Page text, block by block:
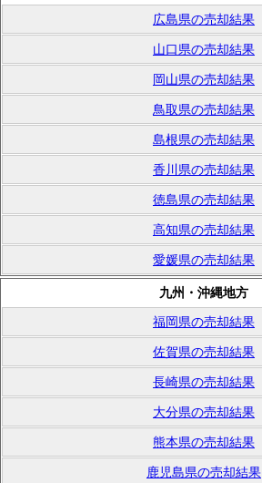
広島県の売却結果
山口県の売却結果
岡山県の売却結果
鳥取県の売却結果
島根県の売却結果
香川県の売却結果
徳島県の売却結果
高知県の売却結果
愛媛県の売却結果
九州・沖縄地方
福岡県の売却結果
佐賀県の売却結果
長崎県の売却結果
大分県の売却結果
熊本県の売却結果
鹿児島県の売却結果